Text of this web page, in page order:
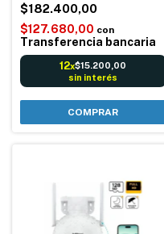
$182.400,00
$127.680,00 con
Transferencia bancaria
12x$15.200,00
sin interés